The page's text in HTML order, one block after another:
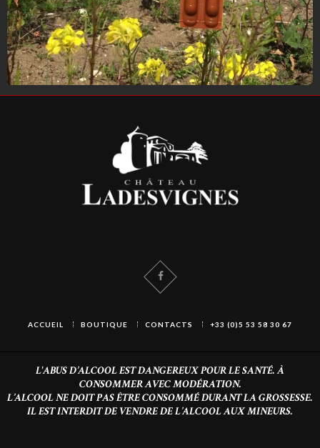
ACCUEIL BOUTIQUE CONTACTS +33 (0)5 53 58 30 67
L'ABUS D’ALCOOL EST DANGEREUX POUR LE SANTÉ. À
CONSOMMER AVEC MODÉRATION.
L’ALCOOL NE DOIT PAS ÊTRE CONSOMMÉ DURANT LA GROSSESSE.
IL EST INTERDIT DE VENDRE DE L’ALCOOL AUX MINEURS.